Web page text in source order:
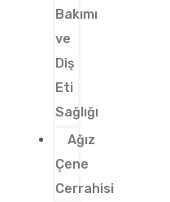
Bakımı
ve
Diş
Eti
Sağlığı
Ağız
Çene
Cerrahisi